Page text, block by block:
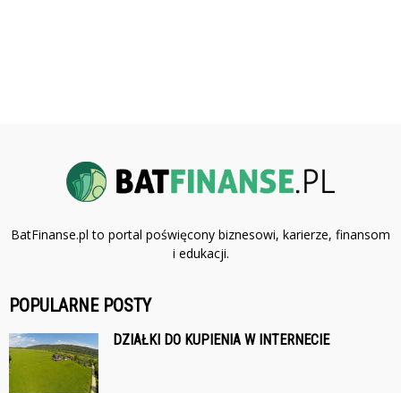
BatFinanse.pl to portal poświęcony biznesowi, karierze, finansom
i edukacji.
POPULARNE POSTY
DZIAŁKI DO KUPIENIA W INTERNECIE